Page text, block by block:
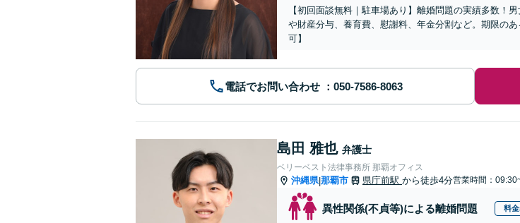
【初回面談無料｜駐車場あり】離婚問題の実績多数！
や財産分与、養育費、慰謝料、年金分割など。期限の
可】
電話でお問い合わせ
島田 雅也 弁護士
ベリーベスト法律事務所 那覇オフィス
沖縄県|那覇市 県庁前駅 から徒歩4分営業時間：
異性関係(不貞等)による離婚問題 料